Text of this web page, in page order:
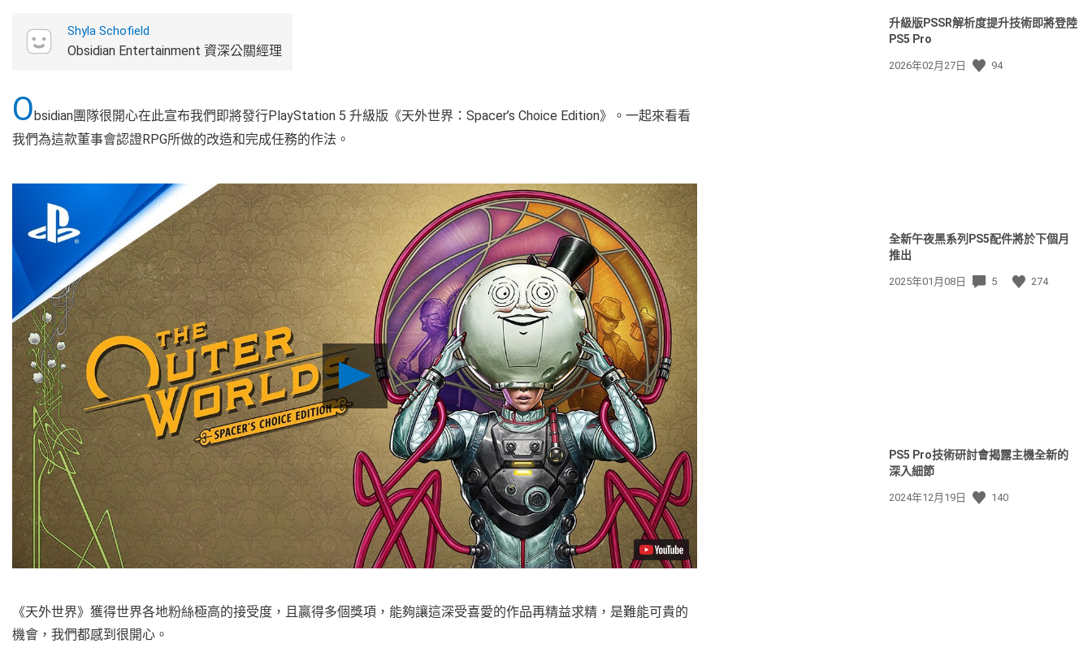
Shyla Schofield
Obsidian Entertainment 資深公關經理
Obsidian團隊很開心在此宣布我們即將發行PlayStation 5 升級版《天外世界：Spacer’s Choice Edition》。一起來看看
我們為這款董事會認證RPG所做的改造和完成任務的作法。
Play
Video
《天外世界》獲得世界各地粉絲極高的接受度，且贏得多個獎項，能夠讓這深受喜愛的作品再精益求精，是難能可貴的
機會，我們都感到很開心。
升級版PSSR解析度提升技術即將登陸
PS5 Pro
發
2026年02月27日 94
全新午夜黑系列PS5配件將於下個月
推出
發
2025年01月08日 5 274
PS5 Pro技術研討會揭露主機全新的
深入細節
發
2024年12月19日 140